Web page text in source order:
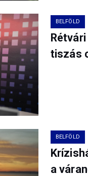
BELFÖLD
tiszás
BELFÖLD
a